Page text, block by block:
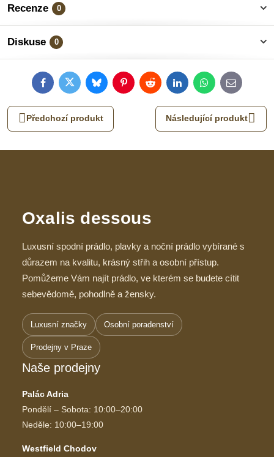
Recenze 0
Diskuse 0
FacebookTwitterBlueskyPinterestRedditLinkedInWhatsApp
E-
mail
Předchozí produkt Následující produkt
Oxalis dessous
Luxusní spodní prádlo, plavky a noční prádlo vybírané s
důrazem na kvalitu, krásný střih a osobní přístup.
Pomůžeme Vám najít prádlo, ve kterém se budete cítit
sebevědomě, pohodlně a žensky.
Luxusní značky Osobní poradenství
Prodejny v Praze
Naše prodejny
Palác Adria
Pondělí – Sobota: 10:00–20:00
Neděle: 10:00–19:00
Westfield Chodov